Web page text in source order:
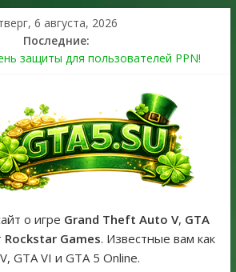
6 августа, 2026
Последние:
защиты для пользователей PPN!
выйдет в GTA Online уже 14 июля
Games Social Club ошибка #1.500.7:
аккаунт и войти без проблем в 2026
в GTA Online по программе
обложка игры и Предзаказ Grand Theft
о игре Grand Theft Auto V, GTA
Rockstar Games. Известные вам как
GTA VI и GTA 5 Online.